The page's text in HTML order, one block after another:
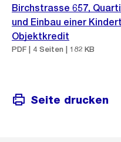
Birchstrasse 657,
und Einbau einer
Objektkredit
PDF | 4 Seiten | 182 KB
Seite drucken